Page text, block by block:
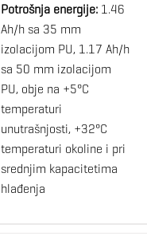
Potrošnja energije:1.46
Ah/h sa 35 mm
izolacijom PU, 1.17 Ah/h
sa 50 mm izolacijom
PU, obje na +5°C
temperaturi
unutrašnjosti, +32°C
temperaturi okoline i pri
srednjim kapacitetima
hlađenja